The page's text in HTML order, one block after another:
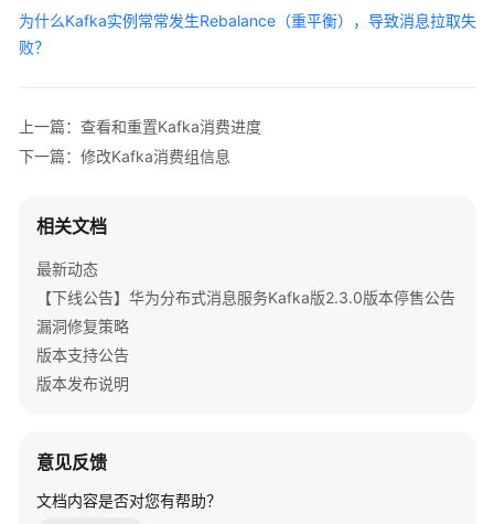
删
组
Kafka
费
组
和
Topic
的
关
系
为什么Kafka实例常常发生Rebalance（重平衡），导致消息拉取失
败？
上一篇：查看和重置Kafka消费进度
下一篇：修改Kafka消费组信息
相关文档
最新动态
【下线公告】华为分布式消息服务Kafka版2.3.0版本停售公告
漏洞修复策略
版本支持公告
版本发布说明
意见反馈
文档内容是否对您有帮助？